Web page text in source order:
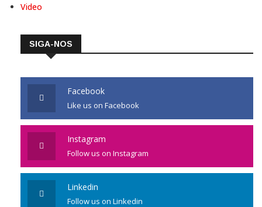
Video
SIGA-NOS
Facebook
Like us on Facebook
Instagram
Follow us on Instagram
Linkedin
Follow us on Linkedin